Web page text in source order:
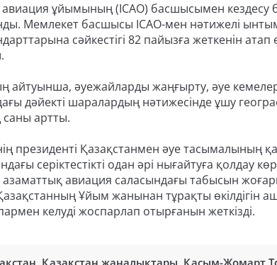
ұйымының (ICAO) басшысымен кездесу
Мемлекет басшысы ICAO-мен нәтижелі
сәйкестігі 82 пайызға жеткенін
әуежайларды жаңғырту, әуе
дәйекті шаралардың нәтижесінде ұшу
саны артты.
президенті Қазақстанмен әуе тасымалының
серіктестікті одан әрі нығайтуға қолдау
азаматтық авиация саласындағы табысын
Ұйым жанынан тұрақты өкілдігін
келуді жоспарлап отырғанын жеткізді.
, Қазақстан жаңалықтары, Қасым-Жомарт